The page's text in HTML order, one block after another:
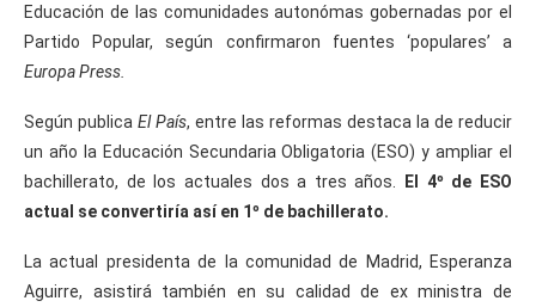
Educación de las comunidades autonómas gobernadas por el
Partido Popular, según confirmaron fuentes ‘populares’ a
Europa Press.
Según publica El País, entre las reformas destaca la de reducir
un año la Educación Secundaria Obligatoria (ESO) y ampliar el
bachillerato, de los actuales dos a tres años.
El 4º de ESO
actual se convertiría así en 1º de bachillerato.
La actual presidenta de la comunidad de Madrid, Esperanza
Aguirre, asistirá también en su calidad de ex ministra de